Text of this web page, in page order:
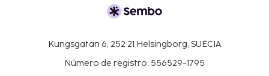
Kungsgatan 6, 252 21 Helsingborg, SUÉCIA
Número de registro: 556529-1795